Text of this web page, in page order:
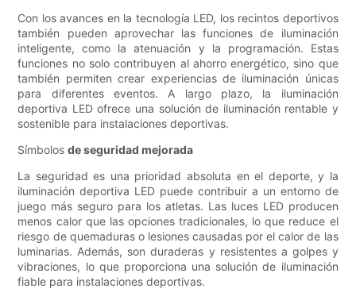
Con los avances en la tecnología LED, los recintos deportivos
también pueden aprovechar las funciones de iluminación
inteligente, como la atenuación y la programación. Estas
funciones no solo contribuyen al ahorro energético, sino que
también permiten crear experiencias de iluminación únicas
para diferentes eventos. A largo plazo, la iluminación
deportiva LED ofrece una solución de iluminación rentable y
sostenible para instalaciones deportivas.
Símbolosde seguridad mejorada
La seguridad es una prioridad absoluta en el deporte, y la
iluminación deportiva LED puede contribuir a un entorno de
juego más seguro para los atletas. Las luces LED producen
menos calor que las opciones tradicionales, lo que reduce el
riesgo de quemaduras o lesiones causadas por el calor de las
luminarias. Además, son duraderas y resistentes a golpes y
vibraciones, lo que proporciona una solución de iluminación
fiable para instalaciones deportivas.